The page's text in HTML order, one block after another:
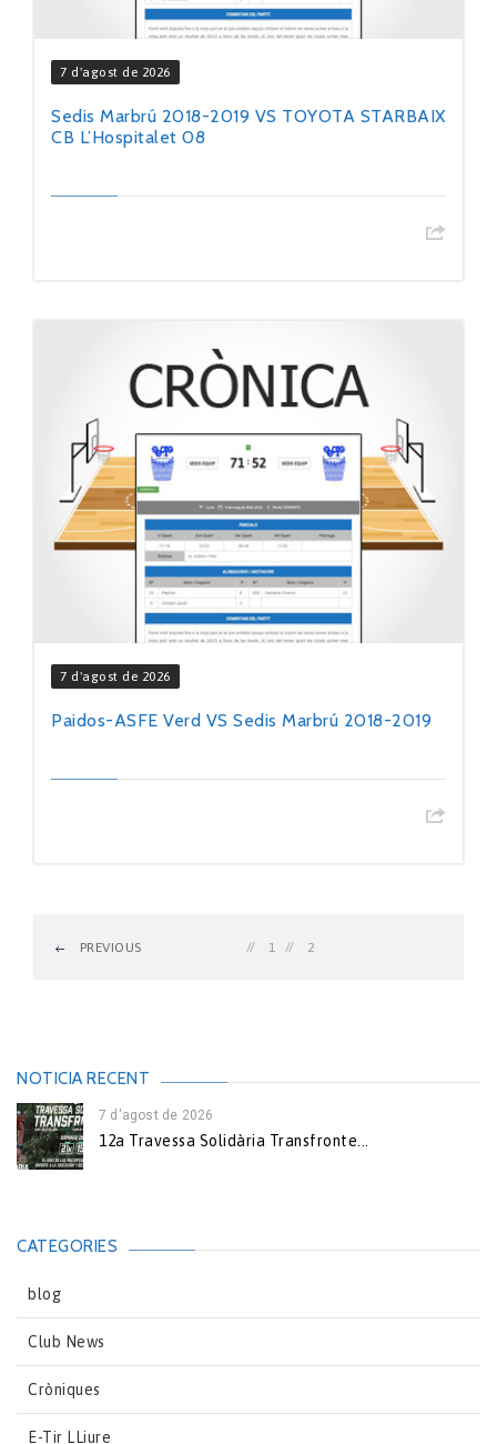
7 d'agost de 2026
Sedis Marbrú 2018-2019 VS TOYOTA STARBAIX
CB L’Hospitalet 08
7 d'agost de 2026
Paidos-ASFE Verd VS Sedis Marbrú 2018-2019
PREVIOUS 1 2
NOTICIA RECENT
7 d'agost de 2026
12a Travessa Solidària Transfronte...
CATEGORIES
blog
Club News
Cròniques
E-Tir LLiure